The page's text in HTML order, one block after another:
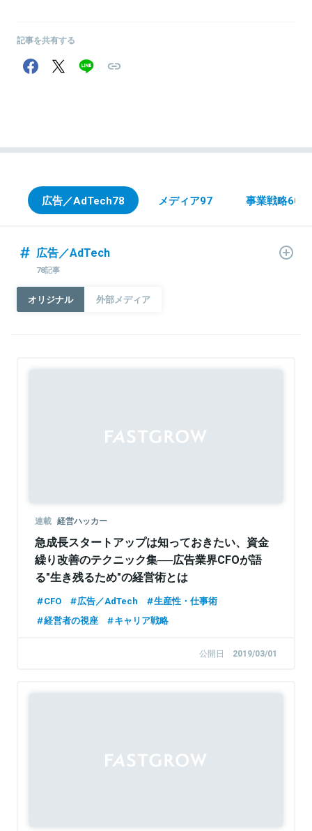
記事を共有する
広告／AdTech78 メディア97 事業戦略608
広告／AdTech
78記事
オリジナル 外部メディア
連載 経営ハッカー
急成長スタートアップは知っておきたい、資金
繰り改善のテクニック集──広告業界CFOが語
る"生き残るため"の経営術とは
CFO 広告／AdTech
生産性・仕事術
経営者の視座
キャリア戦略
公開日 2019/03/01